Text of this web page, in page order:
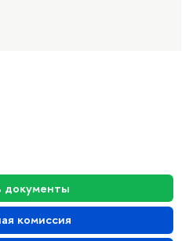
документы
комиссия